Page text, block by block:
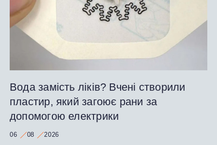
Вода замість ліків? Вчені створили
пластир, який загоює рани за
допомогою електрики
06 08 2026